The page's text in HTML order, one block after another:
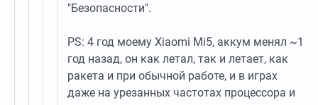
"Безопасности".
PS: 4 год моему Xiaomi Mi5, аккум менял ~1
год назад, он как летал, так и летает, как
ракета и при обычной работе, и в играх
даже на урезанных частотах процессора и